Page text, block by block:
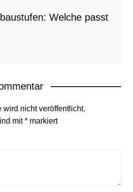
Welche passt
wird nicht veröffentlicht.
mit*markiert